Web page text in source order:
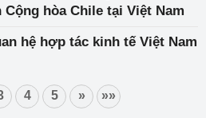
hòa Chile tại Việt Nam
hệ hợp tác kinh tế Việt Nam
4 5 » »»